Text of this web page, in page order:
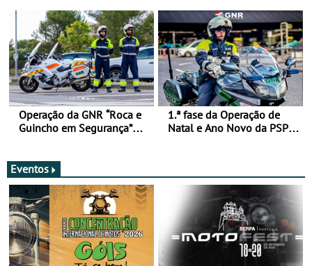
Operação da GNR “Roca e
Guincho em Segurança”
1.ª fase da Operação de
Natal e Ano Novo da PSP e
Eventos